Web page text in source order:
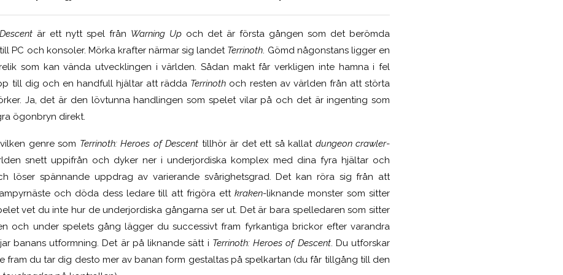
är ett nytt spel från Warning Up och det är första gången som det berömda
PC och konsoler. Mörka krafter närmar sig landet Terrinoth. Gömd någonstans ligger en
som kan vända utvecklingen i världen. Sådan makt får verkligen inte hamna i fel
till dig och en handfull hjältar att rädda Terrinoth och resten av världen från att störta
Ja, det är den lövtunna handlingen som spelet vilar på och det är ingenting som
ögonbryn direkt.
genre som Terrinoth: Heroes of Descent tillhör är det ett så kallat dungeon crawler-
snett uppifrån och dyker ner i underjordiska komplex med dina fyra hjältar och
löser spännande uppdrag av varierande svårighetsgrad. Det kan röra sig från att
och döda dess ledare till att frigöra ettkraken-liknande monster som sitter
vet du inte hur de underjordiska gångarna ser ut. Det är bara spelledaren som sitter
och under spelets gång lägger du successivt fram fyrkantiga brickor efter varandra
banans utformning. Det är på liknande sätt i Terrinoth: Heroes of Descent. Du utforskar
fram du tar dig desto mer av banan form gestaltas på spelkartan (du får tillgång till den